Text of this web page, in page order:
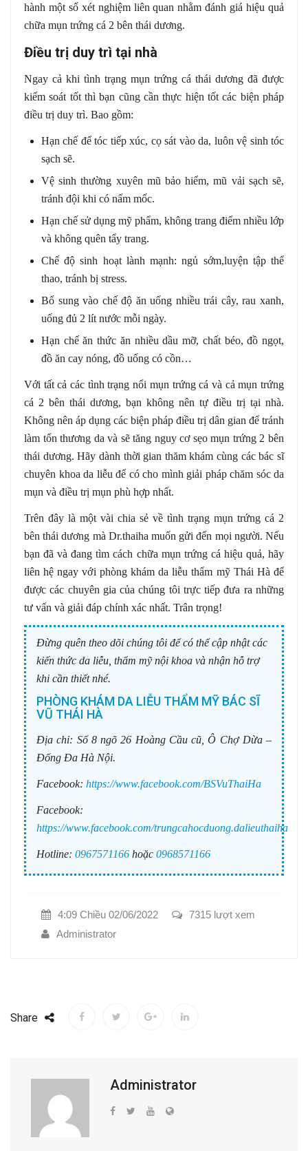
hành một số xét nghiệm liên quan nhằm đánh giá hiệu quả
chữa mụn trứng cá 2 bên thái dương.
Điều trị duy trì tại nhà
Ngay cả khi tình trạng mụn trứng cá thái dương đã được
kiểm soát tốt thì bạn cũng cần thực hiện tốt các biện pháp
điều trị duy trì. Bao gồm:
Hạn chế để tóc tiếp xúc, cọ sát vào da, luôn vệ sinh tóc
sạch sẽ.
Vệ sinh thường xuyên mũ bảo hiểm, mũ vải sạch sẽ,
tránh đội khi có nấm mốc.
Hạn chế sử dụng mỹ phẩm, không trang điểm nhiều lớp
và không quên tẩy trang.
Chế độ sinh hoạt lành mạnh: ngủ sớm,luyện tập thể
thao, tránh bị stress.
Bổ sung vào chế độ ăn uống nhiều trái cây, rau xanh,
uống đủ 2 lít nước mỗi ngày.
Hạn chế ăn thức ăn nhiều dầu mỡ, chất béo, đồ ngọt,
đồ ăn cay nóng, đồ uống có cồn…
Với tất cả các tình trạng nổi mụn trứng cá và cả mụn trứng
cá 2 bên thái dương, bạn không nên tự điều trị tại nhà.
Không nên áp dụng các biện pháp điều trị dân gian để tránh
làm tổn thương da và sẽ tăng nguy cơ sẹo mụn trứng 2 bên
thái dương. Hãy dành thời gian thăm khám cùng các bác sĩ
chuyên khoa da liễu để có cho mình giải pháp chăm sóc da
mụn và điều trị mụn phù hợp nhất.
Trên đây là một vài chia sẻ về tình trạng mụn trứng cá 2
bên thái dương mà Dr.thaiha muốn gửi đến mọi người. Nếu
bạn đã và đang tìm cách chữa mụn trứng cá hiệu quả, hãy
liên hệ ngay với phòng khám da liễu thẩm mỹ Thái Hà để
được các chuyên gia của chúng tôi trực tiếp đưa ra những
tư vấn và giải đáp chính xác nhất. Trân trọng!
Đừng quên theo dõi chúng tôi để có thể cập nhật các
kiến thức da liễu, thẩm mỹ nội khoa và nhận hỗ trợ
khi cần thiết nhé.
PHÒNG KHÁM DA LIỄU THẨM MỸ BÁC SĨ
VŨ THÁI HÀ
Địa chỉ: Số 8 ngõ 26 Hoàng Cầu cũ, Ô Chợ Dừa –
Đống Đa Hà Nội.
Facebook: https://www.facebook.com/BSVuThaiHa
Facebook:
https://www.facebook.com/trungcahocduong.dalieuthaiha
Hotline: 0967571166 hoặc 0968571166
4:09 Chiều 02/06/2022
7315 lượt xem
Administrator
Share
Administrator